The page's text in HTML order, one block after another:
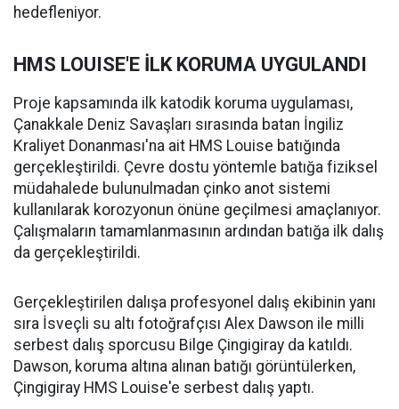
hedefleniyor.
HMS LOUISE'E İLK KORUMA UYGULANDI
Proje kapsamında ilk katodik koruma uygulaması,
Çanakkale Deniz Savaşları sırasında batan İngiliz
Kraliyet Donanması'na ait HMS Louise batığında
gerçekleştirildi. Çevre dostu yöntemle batığa fiziksel
müdahalede bulunulmadan çinko anot sistemi
kullanılarak korozyonun önüne geçilmesi amaçlanıyor.
Çalışmaların tamamlanmasının ardından batığa ilk dalış
da gerçekleştirildi.
Gerçekleştirilen dalışa profesyonel dalış ekibinin yanı
sıra İsveçli su altı fotoğrafçısı Alex Dawson ile milli
serbest dalış sporcusu Bilge Çingigiray da katıldı.
Dawson, koruma altına alınan batığı görüntülerken,
Çingigiray HMS Louise'e serbest dalış yaptı.